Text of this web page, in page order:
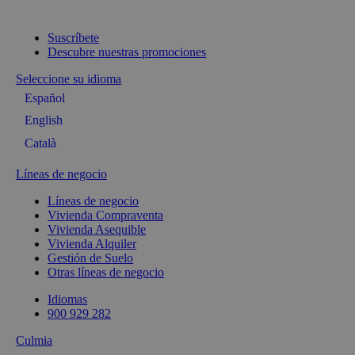
Suscríbete
Descubre nuestras promociones
Seleccione su idioma
Español
English
Català
Líneas de negocio
Líneas de negocio
Vivienda Compraventa
Vivienda Asequible
Vivienda Alquiler
Gestión de Suelo
Otras líneas de negocio
Idiomas
900 929 282
Culmia